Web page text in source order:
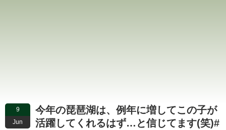
9
Jun
今年の琵琶湖は、例年に増してこの子が
活躍してくれるはず…と信じてます(笑)#